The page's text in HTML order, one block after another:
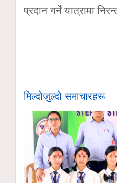
प्रदान गर्ने यात्रामा
मिल्दोजुल्दो समाचारहरू